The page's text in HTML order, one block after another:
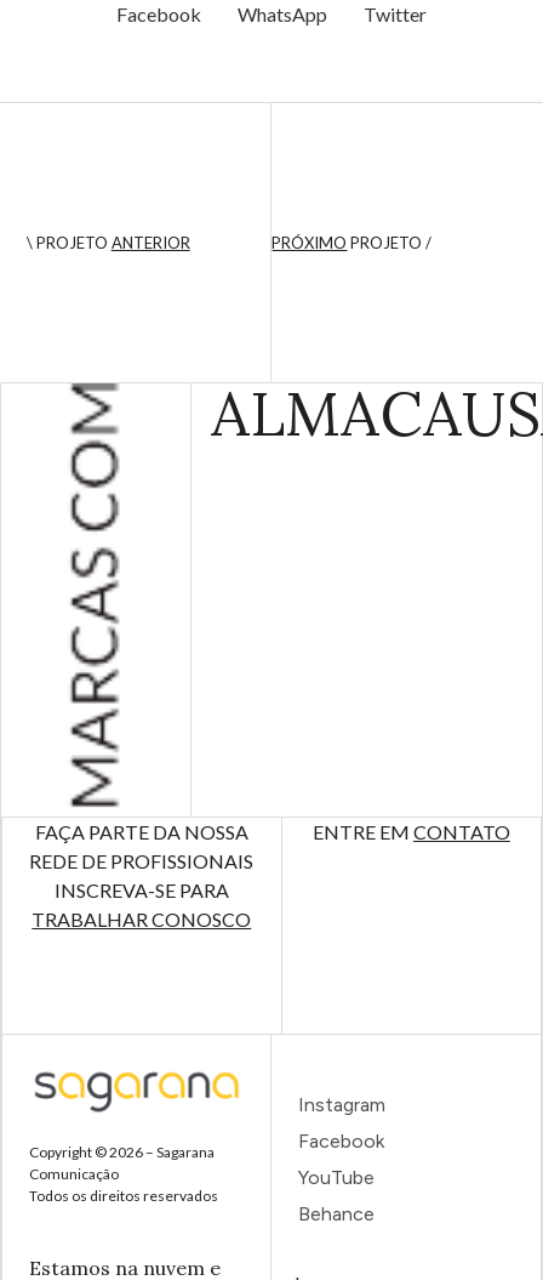
Facebook
WhatsApp Twitter
\ PROJETO ANTERIOR PRÓXIMO PROJETO /
ALMA
FAÇA PARTE DA NOSSA
REDE DE PROFISSIONAIS
INSCREVA-SE PARA
TRABALHAR CONOSCO
ENTRE EM CONTATO
Copyright © 2026 – Sagarana
Comunicação
Todos os direitos reservados
Estamos na nuvem e
Instagram
Facebook
YouTube
Behance